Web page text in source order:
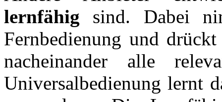
lernfähig sind. Dabei
Fernbedienung und
nacheinander alle
Universalbedienung lernt